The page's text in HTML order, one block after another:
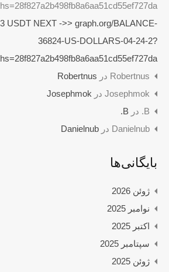
hs=28f827a2b498fb8a6aa51cd55ef727da& ????
USDT NEXT ->> graph.org/BALANCE-
36824-US-DOLLARS-04-24-2?
hs=28f827a2b498fb8a6aa51cd55ef727da& ????
Robertnus در Robertnus
Josephmok در Josephmok
B. در B.
Danielnub در Danielnub
بایگانی‌ها
ژوئن 2026
نوامبر 2025
اکتبر 2025
سپتامبر 2025
ژوئن 2025